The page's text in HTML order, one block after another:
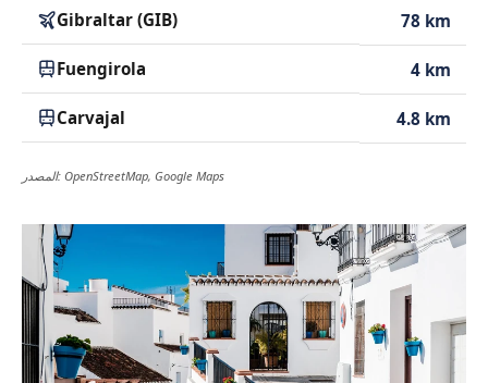
Gibraltar (GIB) 78 km
Fuengirola 4 km
Carvajal 4.8 km
المصدر: OpenStreetMap, Google Maps